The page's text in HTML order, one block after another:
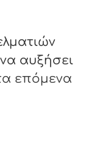
αυξήσει
επόμενα